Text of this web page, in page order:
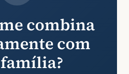
combina
com